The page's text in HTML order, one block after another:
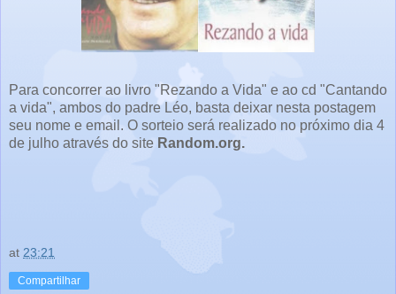
Para concorrer ao livro "Rezando a Vida" e ao cd "Cantando
a vida", ambos do padre Léo, basta deixar nesta postagem
seu nome e email. O sorteio será realizado no próximo dia 4
de julho através do site Random.org.
at 23:21
Compartilhar